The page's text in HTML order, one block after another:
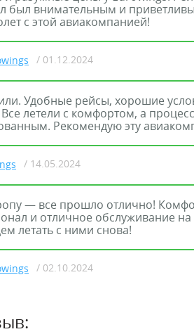
был внимательным и
с этой авиакомпанией!
/ 01.12.2024
Удобные рейсы, хорошие
летели с комфортом, а
Рекомендую эту
/ 14.05.2024
— все прошло отлично!
и отличное обслуживание на
летать с ними снова!
/ 02.10.2024